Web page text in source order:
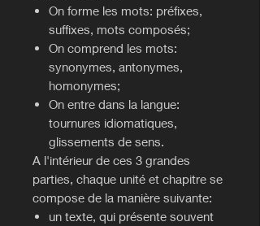
On forme les mots: préfixes,
suffixes, mots composés;
On comprend les mots:
synonymes, antonymes,
homonymes;
On entre dans la langue:
tournures idiomatiques,
glissements de sens.
A l'intérieur de ces 3 grandes
parties, chaque unité et chapitre se
compose de la manière suivante:
un texte, qui présente souvent